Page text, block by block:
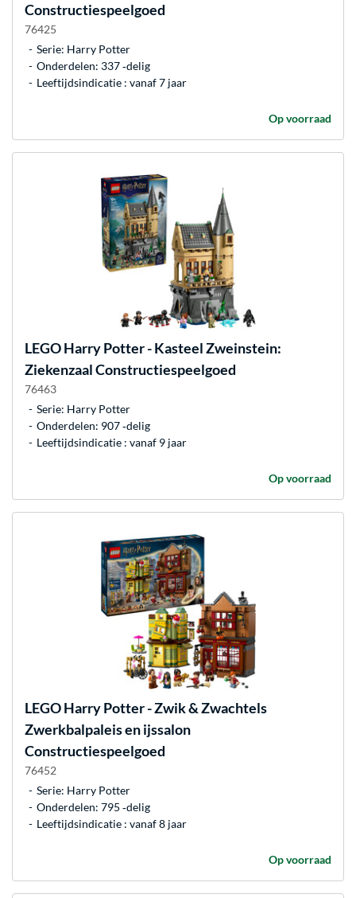
Constructiespeelgoed
76425
Serie: Harry Potter
Onderdelen: 337 ‐delig
Leeftijdsindicatie : vanaf 7 jaar
Op voorraad
LEGOHarry Potter - Kasteel Zweinstein:
Ziekenzaal Constructiespeelgoed
76463
Serie: Harry Potter
Onderdelen: 907 ‐delig
Leeftijdsindicatie : vanaf 9 jaar
Op voorraad
LEGOHarry Potter - Zwik & Zwachtels
Zwerkbalpaleis en ijssalon
Constructiespeelgoed
76452
Serie: Harry Potter
Onderdelen: 795 ‐delig
Leeftijdsindicatie : vanaf 8 jaar
Op voorraad